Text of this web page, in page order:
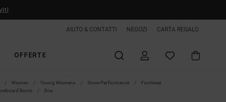
AIUTO & CONTATTI NEGOZI CARTA REGALO
OFFERTE
Women Young Womens Snow Performance
Footwear
Boots
Boa